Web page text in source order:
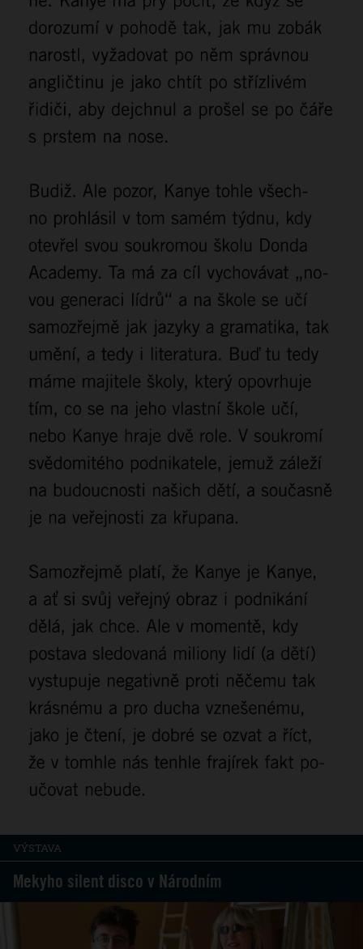
VÝSTAVA
Mekyho silent disco v Národním